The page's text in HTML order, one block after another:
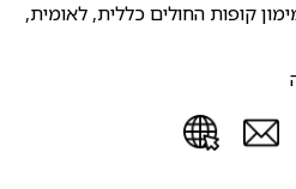
קופות החולים כללית, לאומית,